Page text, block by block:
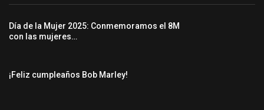
Día de la Mujer 2025: Conmemoramos el 8M
con las mujeres…
¡Feliz cumpleaños Bob Marley!